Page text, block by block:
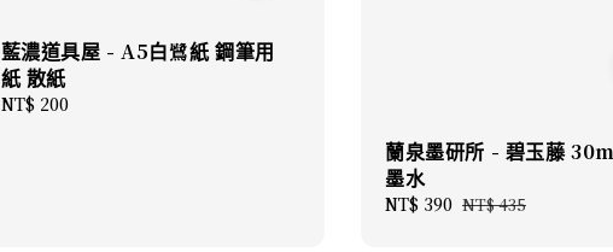
藍濃道具屋 - A5白鷺紙 鋼筆用
紙 散紙
Regular
NT$ 200
蘭泉墨研所 - 碧玉藤
墨水
Sale
NT$ 390 Regular
NT$ 435